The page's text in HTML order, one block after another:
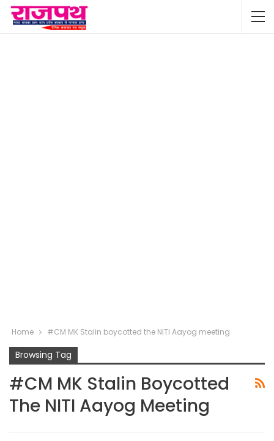
Home #CM MK Stalin boycotted the NITI Aayog meeting
Browsing Tag
#CM MK Stalin Boycotted
The NITI Aayog Meeting